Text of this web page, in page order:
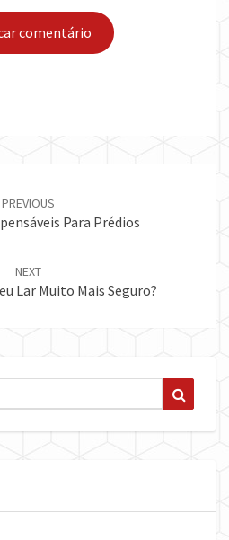
PREVIOUS
Para Prédios
NEXT
Lar Muito Mais Seguro?